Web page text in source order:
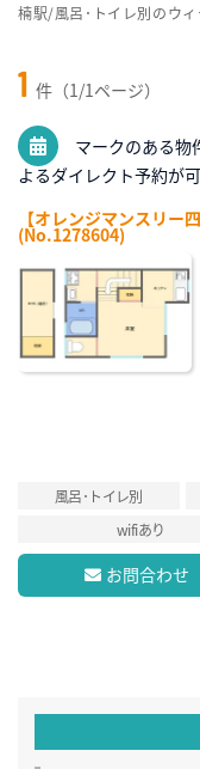
1 件（1/1ページ）
マークのある物
よるダイレクト予約が
【オレンジマンスリー
(No.1278604)
風呂･トイレ別
wifiあり
お問合わせ